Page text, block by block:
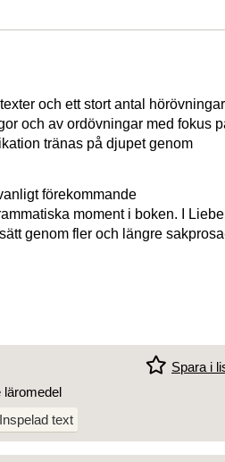
och ett stort antal
och av ordövningar med fokus
tränas på djupet genom
förekommande
moment i boken. I
genom fler och längre
Spara i
läromedel
Inspelad text